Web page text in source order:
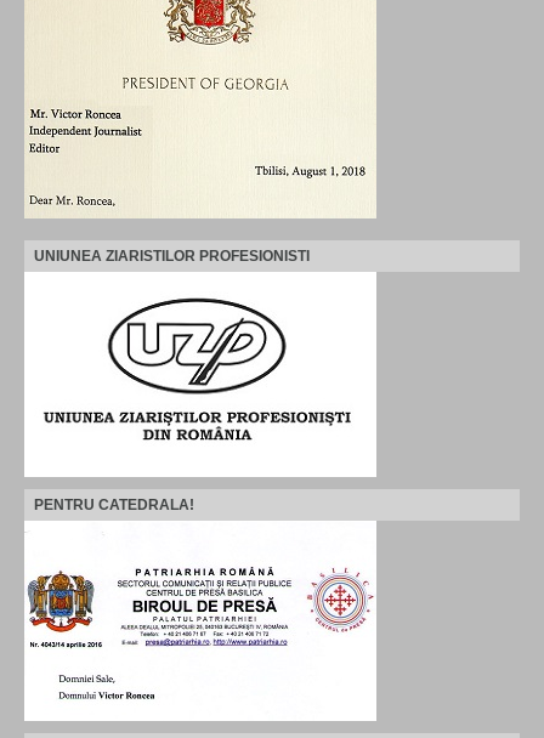
UNIUNEA ZIARISTILOR PROFESIONISTI
PENTRU CATEDRALA!